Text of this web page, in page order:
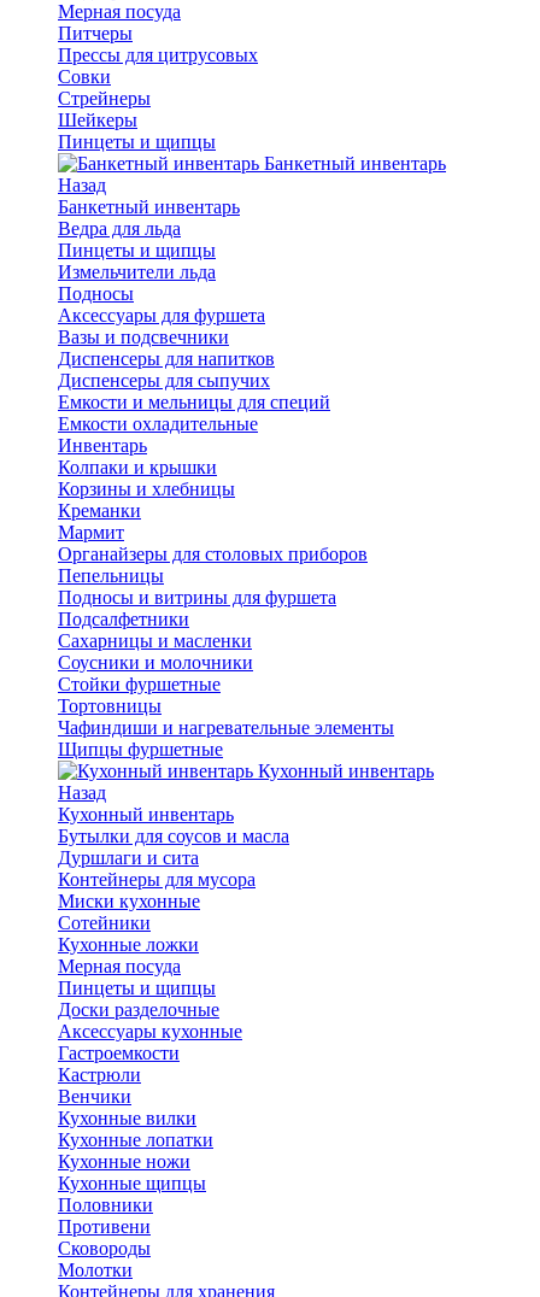
Мерная посуда
Питчеры
Прессы для цитрусовых
Совки
Стрейнеры
Шейкеры
Пинцеты и щипцы
Банкетный инвентарь
Назад
Банкетный инвентарь
Ведра для льда
Пинцеты и щипцы
Измельчители льда
Подносы
Аксессуары для фуршета
Вазы и подсвечники
Диспенсеры для напитков
Диспенсеры для сыпучих
Емкости и мельницы для специй
Емкости охладительные
Инвентарь
Колпаки и крышки
Корзины и хлебницы
Креманки
Мармит
Органайзеры для столовых приборов
Пепельницы
Подносы и витрины для фуршета
Подсалфетники
Сахарницы и масленки
Соусники и молочники
Стойки фуршетные
Тортовницы
Чафиндиши и нагревательные элементы
Щипцы фуршетные
Кухонный инвентарь
Назад
Кухонный инвентарь
Бутылки для соусов и масла
Дуршлаги и сита
Контейнеры для мусора
Миски кухонные
Сотейники
Кухонные ложки
Мерная посуда
Пинцеты и щипцы
Доски разделочные
Аксессуары кухонные
Гастроемкости
Кастрюли
Венчики
Кухонные вилки
Кухонные лопатки
Кухонные ножи
Кухонные щипцы
Половники
Противени
Сковороды
Молотки
Контейнеры для хранения